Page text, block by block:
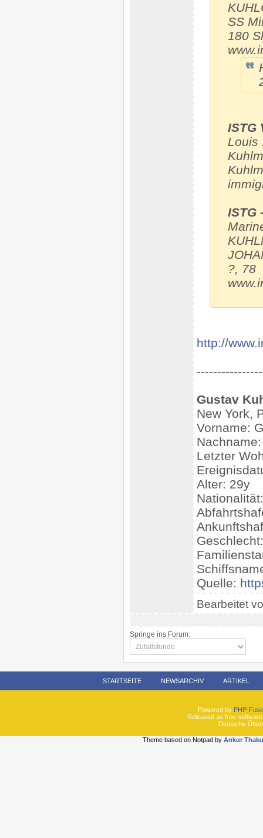
SS
180
ISTG
Louis
ISTG
?, 78
http://
Gustav
New York,
Vorname:
Letzter
Alter: 29y
Quelle:
Bearbeitet
Springe ins Forum:
STARTSEITE NEWSARCHIV ARTIKEL
Powered by PHP-
Released as free
Deutsche
Theme based on Notpad by Ankur